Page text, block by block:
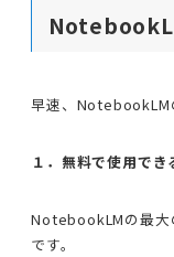
早速、NotebookLM
１．無料で使用でき
NotebookLMの最大
です。